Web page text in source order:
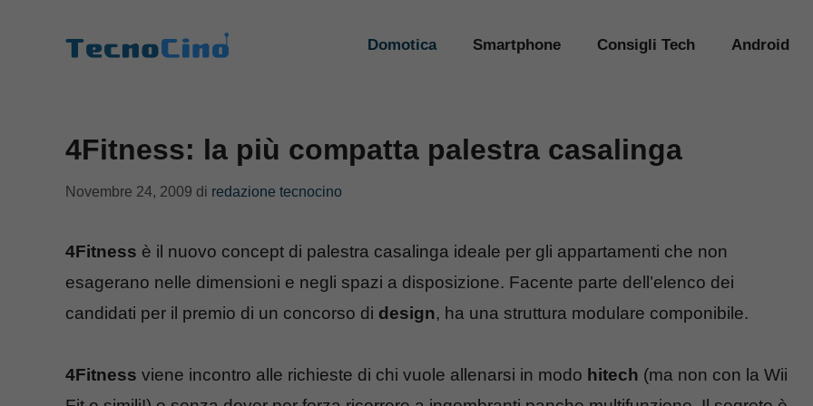
Domotica Smartphone Consigli Tech Android
4Fitness: la più compatta palestra casalinga
Novembre 24, 2009 di redazione tecnocino
4Fitness è il nuovo concept di palestra casalinga ideale per gli appartamenti che non
esagerano nelle dimensioni e negli spazi a disposizione. Facente parte dell’elenco dei
candidati per il premio di un concorso di design, ha una struttura modulare componibile.
4Fitness viene incontro alle richieste di chi vuole allenarsi in modo hitech (ma non con la Wii